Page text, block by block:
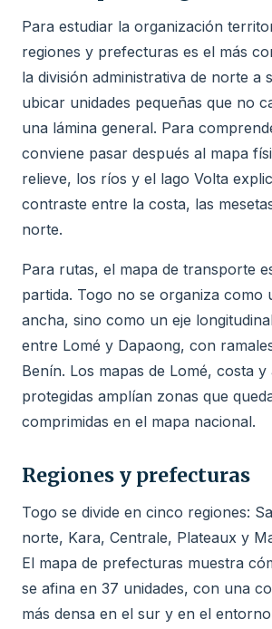
Para estudiar la organización
regiones y prefecturas es el más
la división administrativa de norte a
ubicar unidades pequeñas que no
una lámina general. Para
conviene pasar después al mapa
relieve, los ríos y el lago Volta
contraste entre la costa, las
norte.
Para rutas, el mapa de transporte
partida. Togo no se organiza como
ancha, sino como un eje
entre Lomé y Dapaong, con
Benín. Los mapas de Lomé, costa y
protegidas amplían zonas que
comprimidas en el mapa nacional.
Regiones y prefecturas
Togo se divide en cinco regiones:
norte, Kara, Centrale, Plateaux y
El mapa de prefecturas muestra
se afina en 37 unidades, con una
más densa en el sur y en el